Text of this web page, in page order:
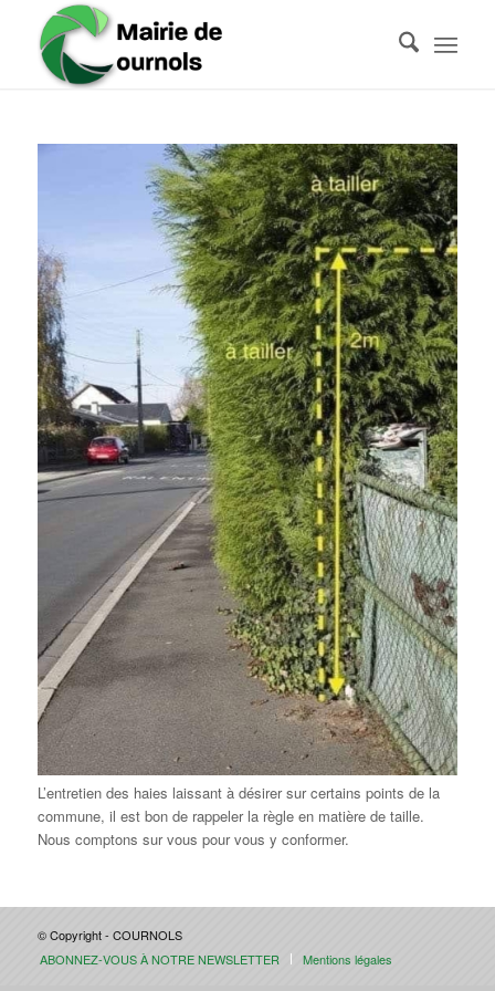
L’entretien des haies laissant à désirer sur certains points de la
commune, il est bon de rappeler la règle en matière de taille.
Nous comptons sur vous pour vous y conformer.
© Copyright - COURNOLS
ABONNEZ-VOUS À NOTRE NEWSLETTER
Mentions légales